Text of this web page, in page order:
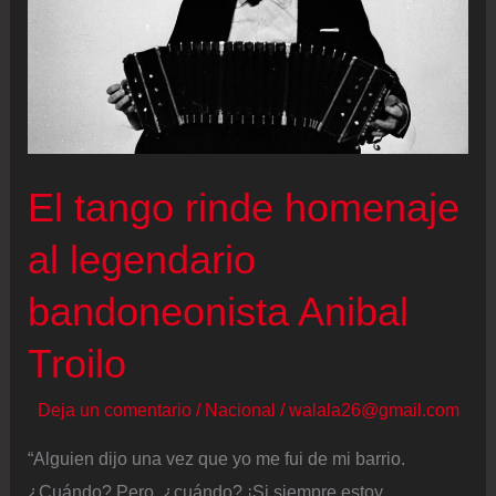
El tango rinde homenaje
al legendario
bandoneonista Anibal
Troilo
Deja un comentario / Nacional /walala26@gmail.com
“Alguien dijo una vez que yo me fui de mi barrio.
¿Cuándo? Pero, ¿cuándo? ¡Si siempre estoy